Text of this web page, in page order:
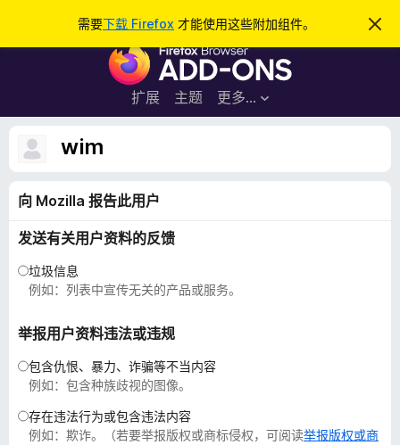
需要下载 Firefox 才能使用这些附加组件。
忽
此
F
r
e
加
扩展 主题 更多…
登录
wim
向 Mozilla 报告此用户
发送有关用户资料的反馈
垃圾信息
例如：列表中宣传无关的产品或服务。
举报用户资料违法或违规
包含仇恨、暴力、诈骗等不当内容
例如：包含种族歧视的图像。
存在违法行为或包含违法内容
例如：欺诈。（若要举报版权或商标侵权，可阅读举报版权或商